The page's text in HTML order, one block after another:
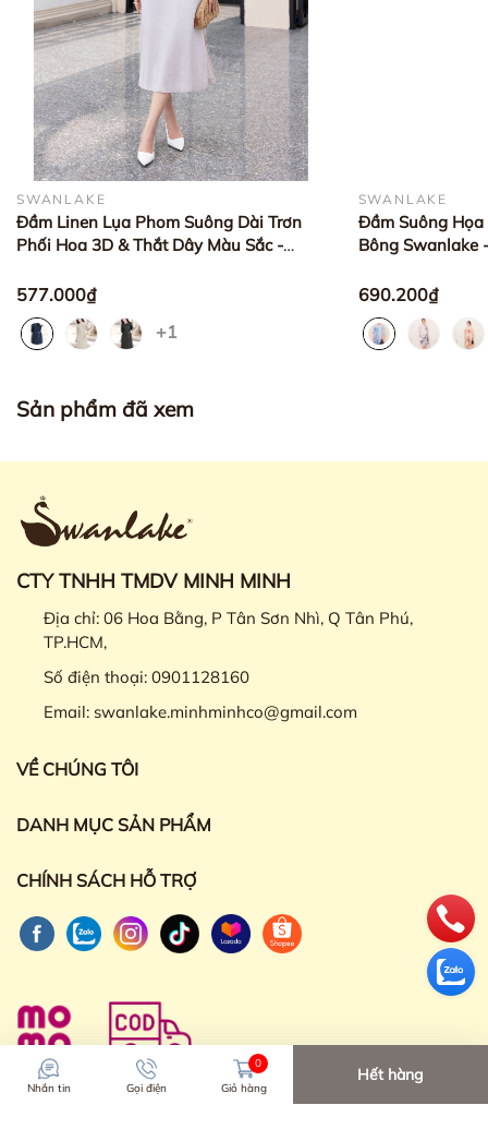
SWANLAKE
Đầm Linen Lụa Phom Suông Dài Trơn
Phối Hoa 3D & Thắt Dây Màu Sắc -
577.000₫
+1
SWANLAKE
Đầm Suông
Bông Swanlake
690.200₫
Sản phẩm đã xem
CTY TNHH TMDV MINH MINH
Địa chỉ: 06 Hoa Bằng, P Tân Sơn Nhì, Q Tân Phú,
TP.HCM,
Số điện thoại: 0901128160
Email: swanlake.minhminhco@gmail.com
VỀ CHÚNG TÔI
DANH MỤC SẢN PHẨM
CHÍNH SÁCH HỖ TRỢ
Nhắn tin Gọi điện
0
Giỏ hàng
Hết hàng